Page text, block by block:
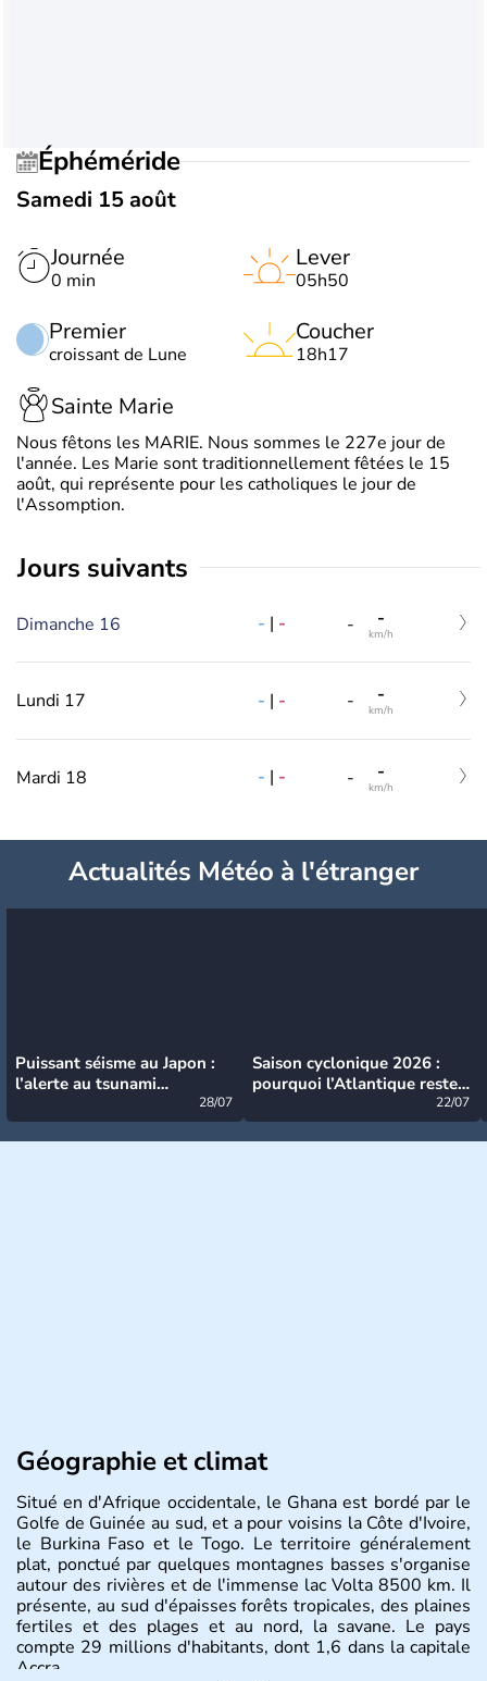
Éphéméride
Samedi 15 août
Journée
0 min
Premier
croissant de Lune
Lever
05h50
Coucher
18h17
Sainte Marie
Nous fêtons les MARIE. Nous sommes le 227e jour de
l'année. Les Marie sont traditionnellement fêtées le 15
août, qui représente pour les catholiques le jour de
l'Assomption.
jours suivants
Dimanche 16 - | - - -
km/h
Lundi 17 - | - - -
km/h
Mardi 18 - | - - -
km/h
Actualités Météo à l'étranger
Puissant séisme au Japon :
l’alerte au tsunami
28/07
Saison cyclonique 2026 :
pourquoi l’Atlantique reste
22/07
Géographie et climat
Situé en d'Afrique occidentale, le Ghana est bordé par le
Golfe de Guinée au sud, et a pour voisins la Côte d'Ivoire,
le Burkina Faso et le Togo. Le territoire généralement
plat, ponctué par quelques montagnes basses s'organise
autour des rivières et de l'immense lac Volta 8500 km. Il
présente, au sud d'épaisses forêts tropicales, des plaines
fertiles et des plages et au nord, la savane. Le pays
compte 29 millions d'habitants, dont 1,6 dans la capitale
Accra.